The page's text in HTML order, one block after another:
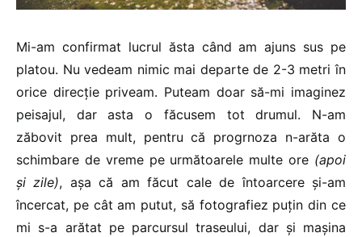
Mi-am confirmat lucrul ăsta când am ajuns sus pe
platou. Nu vedeam nimic mai departe de 2-3 metri în
orice direcție priveam. Puteam doar să-mi imaginez
peisajul, dar asta o făcusem tot drumul. N-am
zăbovit prea mult, pentru că progrnoza n-arăta o
schimbare de vreme pe următoarele multe ore (apoi
și zile), așa că am făcut cale de întoarcere și-am
încercat, pe cât am putut, să fotografiez puțin din ce
mi s-a arătat pe parcursul traseului, dar și mașina